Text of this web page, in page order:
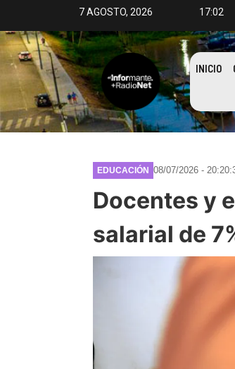
7 AGOSTO, 2026 17:02
INICIO
EDUCACIÓN 08/07/2026 -
Docentes y
salarial de